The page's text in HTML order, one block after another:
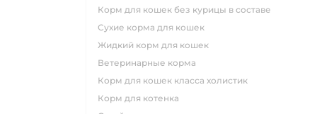
корм для кошек без курицы в составе
сухие корма для кошек
жидкий корм для кошек
ветеринарные корма
корм для кошек класса холистик
корм для котенка